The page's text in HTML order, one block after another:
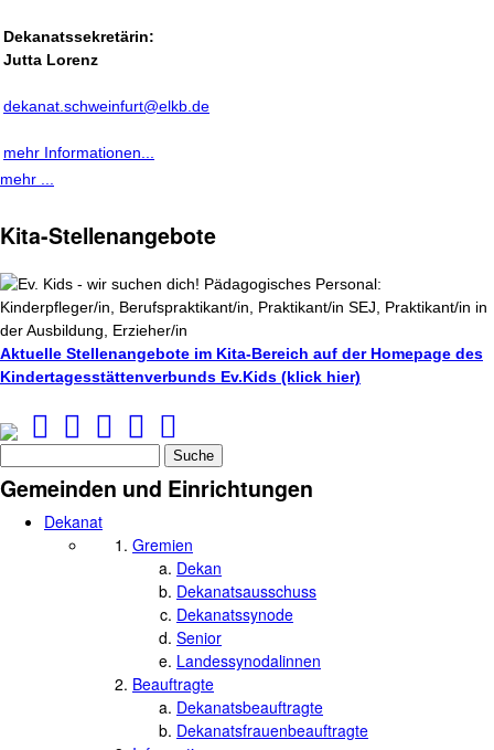
Dekanatssekretärin:
Jutta Lorenz
dekanat.schweinfurt@elkb.de
mehr Informationen...
mehr ...
Kita-Stellenangebote
flyer_din_a6_10_5_cm_x_14_8_cm_ev-
kids_vorne_ansicht.jpg
Aktuelle Stellenangebote im Kita-Bereich auf der Homepage des
Kindertagesstättenverbunds Ev.Kids (klick hier)
Suchformular
Gemeinden und Einrichtungen
Dekanat
Gremien
Dekan
Dekanatsausschuss
Dekanatssynode
Senior
Landessynodalinnen
Beauftragte
Dekanatsbeauftragte
Dekanatsfrauenbeauftragte